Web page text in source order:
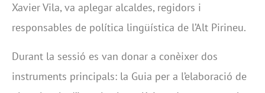
Xavier Vila, va aplegar alcaldes, regidors i
responsables de política lingüística de l’Alt Pirineu.
Durant la sessió es van donar a conèixer dos
instruments principals: la Guia per a l’elaboració de